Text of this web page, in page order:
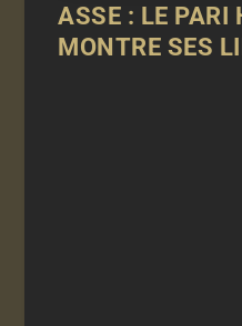
ASSE : LE PARI
MONTRE SES